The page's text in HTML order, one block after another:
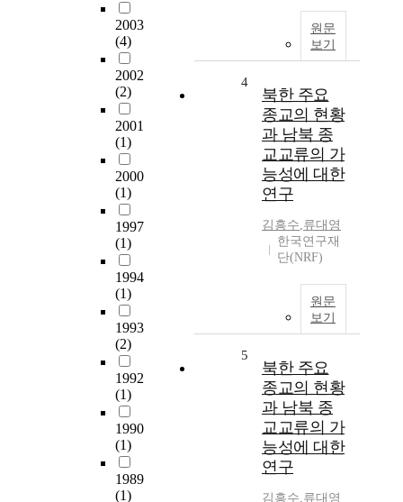
2003
(4)
2002
(2)
2001
(1)
2000
(1)
1997
(1)
1994
(1)
1993
(2)
1992
(1)
1990
(1)
1989
(1)
원문
보기
4
북한 주요
종교의 현황
과 남북 종
교교류의 가
능성에 대한
연구
김흥수,류대영
한국연구재
단(NRF)
원문
보기
5
북한 주요
종교의 현황
과 남북 종
교교류의 가
능성에 대한
연구
김흥수,류대영